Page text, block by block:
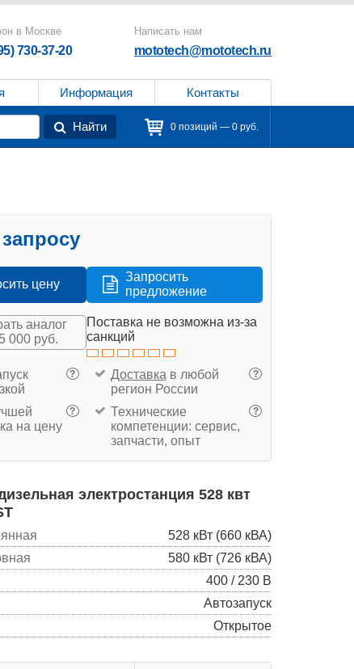
в Москве
730-37-20
Написать нам
mototech@mototech.ru
Информация Контакты
Найти 0 позиций — 0 руб.
цену
Запросить
предложение
аналог
000 руб.
Поставка не возможна из-за
санкций
? ?
Доставка в любой
регион России
?
на цену
?
Технические
компетенции: сервис,
запчасти, опыт
электростанция 528 квт
528 кВт (660 кВА)
580 кВт (726 кВА)
400 / 230 В
Автозапуск
Открытое